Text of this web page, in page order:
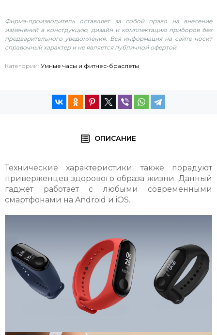
Фирма-производитель оставляет за собой право на внесение
изменений в конструкцию, дизайн и комплектацию приборов без
предварительного уведомления. Вся информация на сайте носит
справочный характер и не является публичной офертой.
Категории: Умные часы и фитнес-браслеты
ОПИСАНИЕ
Технические характеристики также порадуют
приверженцев здорового образа жизни. Данный
гаджет работает с любыми современными
смартфонами на Android и iOS.